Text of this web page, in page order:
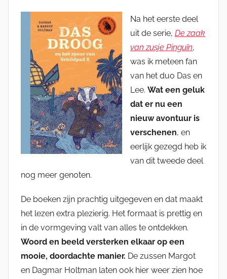
Na het eerste deel
uit de serie, De zaak
van zusje Pinguïn,
was ik meteen fan
van het duo Das en
Lee. Wat een geluk
dat er nu een
nieuw avontuur is
verschenen, en
eerlijk gezegd heb ik
van dit tweede deel
nog meer genoten.
De boeken zijn prachtig uitgegeven en dat maakt
het lezen extra plezierig. Het formaat is prettig en
in de vormgeving valt van alles te ontdekken.
Woord en beeld versterken elkaar op een
mooie, doordachte manier. De zussen Margot
en Dagmar Holtman laten ook hier weer zien hoe